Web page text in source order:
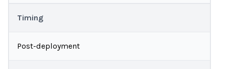
Timing
Post-deployment